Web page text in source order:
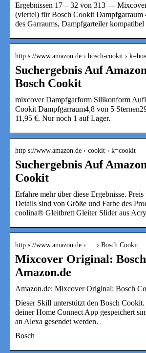
Ergebnissen 17 – 32 von 313 —
(viertel) für Bosch Cookit Dampfgarraum
des Garraums, Dampfgarteiler
http s://www.amazon.de › bosch-cookit ›
Suchergebnis Auf
Bosch Cookit
mixcover Dampfgarform Silikonform
Cookit Dampfgarraum4,8 von 5
11,95 €. Nur noch 1 auf Lager.
http s://www.amazon.de › cookit › k=cookit
Suchergebnis Auf
Cookit
Erfahre mehr über diese Ergebnisse.
Details sind von Größe und Farbe des
coolina® Gleitbrett Gleiter Slider aus
http s://www.amazon.de › … › Bosch Cookit
Mixcover Original:
Amazon.de
Amazon.de: Mixcover Original: Bosch
Dieser Skill unterstützt den Bosch
deiner Home Connect App gespeichert
an Alexa gesendet werden.
Bosch